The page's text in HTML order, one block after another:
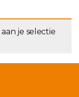
je selectie